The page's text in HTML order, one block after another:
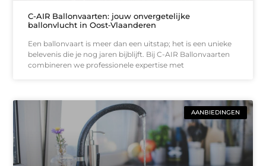
C-AIR Ballonvaarten: jouw onvergetelijke
ballonvlucht in Oost‑Vlaanderen
Een ballonvaart is meer dan een uitstap; het is een unieke
belevenis die je nog jaren bijblijft. Bij C-AIR Ballonvaarten
combineren we professionele expertise met
AANBIEDINGEN